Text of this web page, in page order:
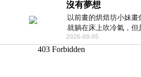
沒有夢想
以前畫的烘焙坊小妹
就躺在床上吹冷氣，
四點多跑的六公里的疲
2026-08-05